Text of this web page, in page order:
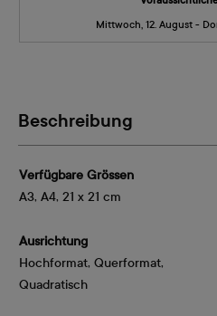
Mittwoch, 12. August -
Beschreibung
Verfügbare Grössen
A3, A4, 21 x 21 cm
Ausrichtung
Hochformat, Querformat,
Quadratisch